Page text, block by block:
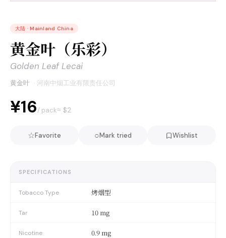
大陆 · Mainland China
黄金叶（乐彩）
Golden Leaf Lecai
黄金叶 · 河南中烟工业有限责任公司
¥16/ pack≈ $2
☆Favorite ○Mark tried Wishlist
SPECIFICATIONS
Tobacco Type 烤烟型
Tar 10 mg
Nicotine 0.9 mg